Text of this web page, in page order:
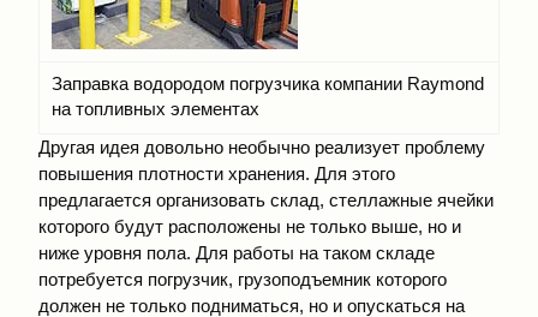
Заправка водородом погрузчика компании Raymond
на топливных элементах
Другая идея довольно необычно реализует проблему
повышения плотности хранения. Для этого
предлагается организовать склад, стеллажные ячейки
которого будут расположены не только выше, но и
ниже уровня пола. Для работы на таком складе
потребуется погрузчик, грузоподъемник которого
должен не только подниматься, но и опускаться на